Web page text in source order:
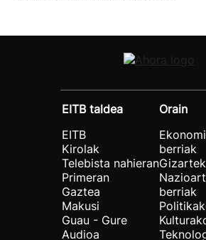
EITB taldea
EITB
Kirolak
Telebista nahieran
Primeran
Gaztea
Makusi
Guau - Gure
Audioa
Orain
berriak
berriak